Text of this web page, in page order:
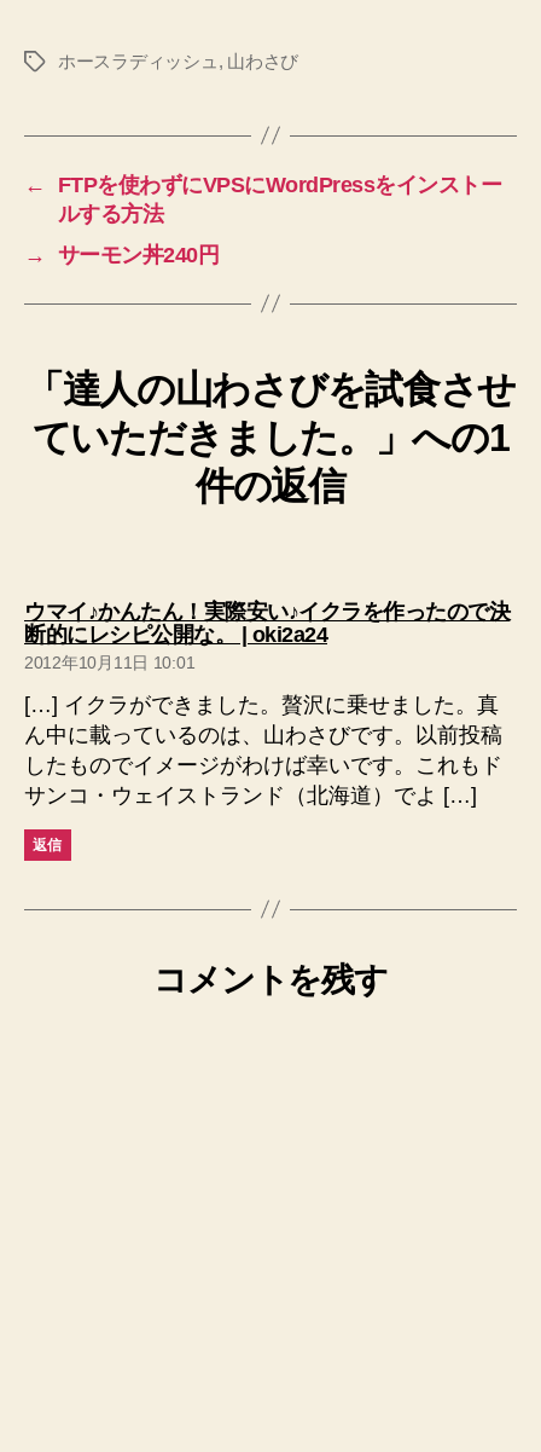
タ
ホースラディッシュ , 山わさび
←
FTPを使わずにVPSにWordPressをインストー
ルする方法
→
サーモン丼240円
「達人の山わさびを試食させ
ていただきました。」への1
件の返信
ウマイ♪かんたん！実際安い♪イクラを作ったので決
断的にレシピ公開な。 | oki2a24の
2012年10月11日 10:01
[…] イクラができました。贅沢に乗せました。真
ん中に載っているのは、山わさびです。以前投稿
したものでイメージがわけば幸いです。これもド
サンコ・ウェイストランド（北海道）でよ […]
返信
コメントを残す